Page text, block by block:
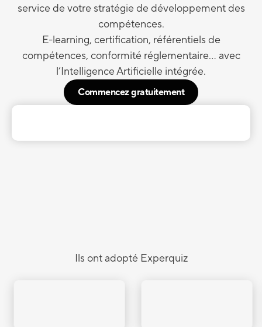
service de votre stratégie de développement des
compétences.
E-learning, certification, référentiels de
compétences, conformité réglementaire… avec
l’Intelligence Artificielle intégrée.
Commencez gratuitement
Ils ont adopté Experquiz